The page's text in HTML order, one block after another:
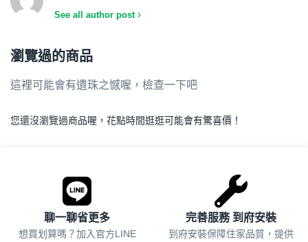
See all author post
瀏覽過的商品
這裡可能會有遺珠之憾喔，檢查一下吧
您還沒瀏覽過商品喔，花點時間逛逛可能會有驚喜價！
聊一聊省更多
想買划算嗎？加入官方LINE
完善服務 到府安裝
到府安裝保障住家品質，提供